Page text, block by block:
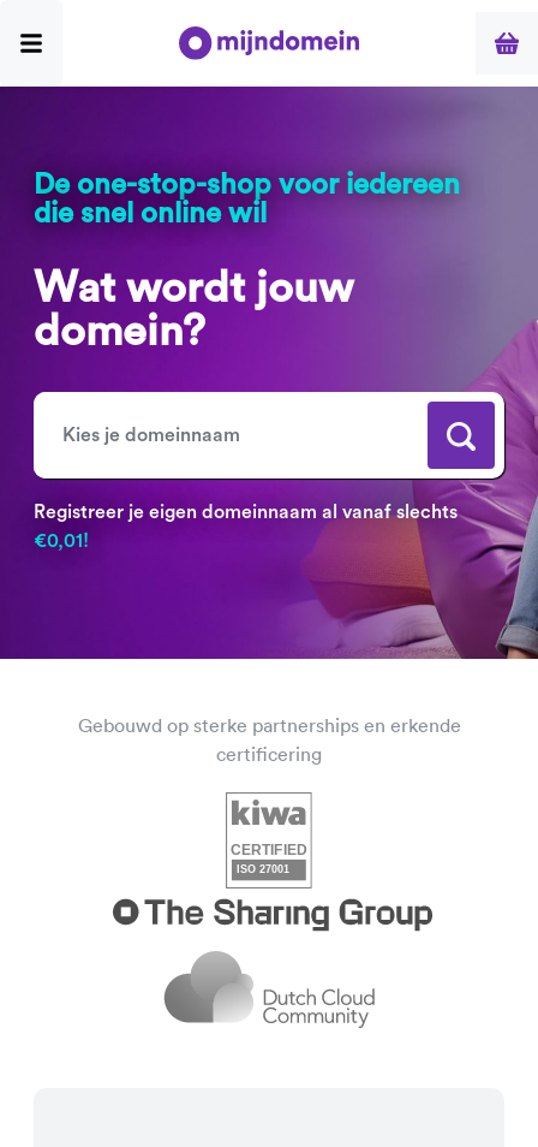
De one-stop-shop voor iedereen
die snel online wil
Wat wordt jouw
domein?
Registreer je eigen domeinnaam al vanaf slechts
€0,01!
Gebouwd op sterke partnerships en erkende
certificering